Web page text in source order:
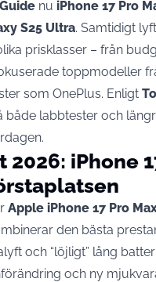
nu iPhone 17 Pro
S25 Ultra. Samtidigt
prisklasser – från
toppmodeller
som OnePlus. Enligt
både labbtester och
2026: iPhone
Apple iPhone 17 Pro
den bästa
och “löjligt” lång
och ny